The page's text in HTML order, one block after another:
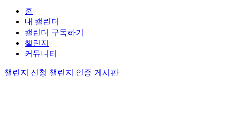
홈
내 캘린더
캘린더 구독하기
챌린지
커뮤니티
챌린지 신청 챌린지 인증 게시판